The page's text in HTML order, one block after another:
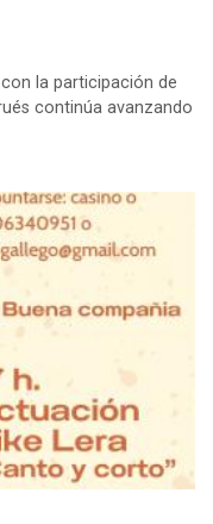
la participación de
continúa avanzando